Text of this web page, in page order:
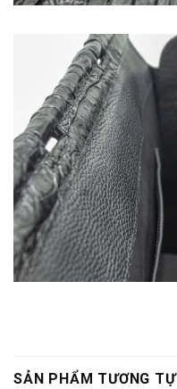
SẢN PHẨM TƯƠNG TỰ